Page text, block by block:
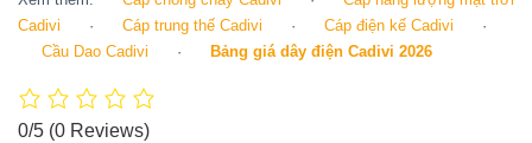
Cadivi
· Cáp trung thế Cadivi · Cáp điện kế Cadivi
·
Cầu Dao Cadivi
· Bảng giá dây điện Cadivi 2026
0/5 (0 Reviews)